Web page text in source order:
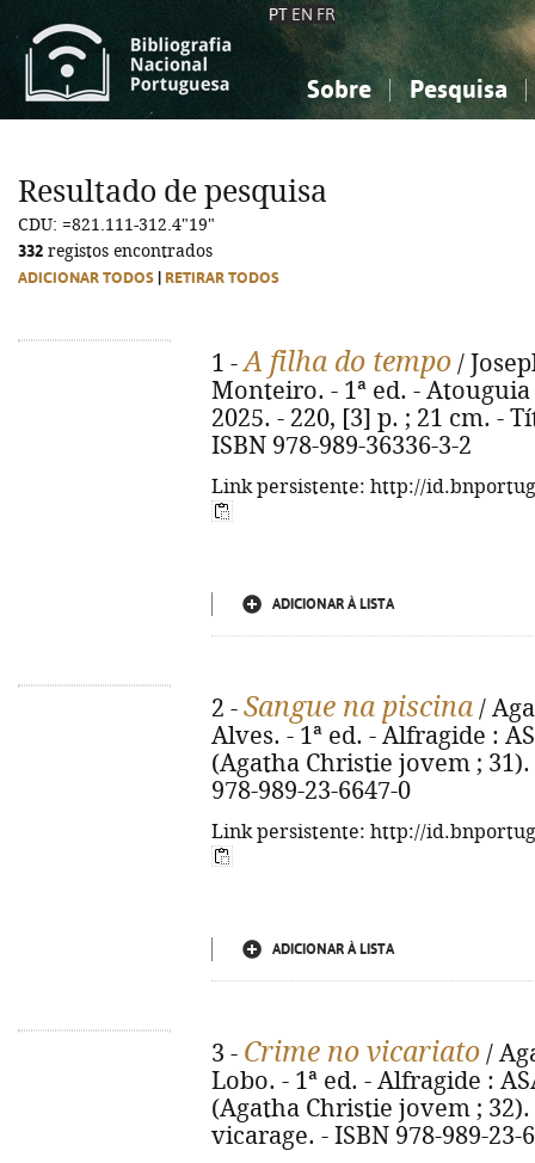
PT EN FR
Sobre Pesquisa
Ciências sociais...
Ciências sociais...
Resultado de pesquisa
CDU: =821.111-312.4"19"
332 registos encontrados
ADICIONAR TODOS RETIRAR TODOS
1 -A filha do tempo /
Monteiro. - 1ª ed. -
2025. - 220, [3] p. ; 21 cm. -
ISBN 978-989-36336-3-2
Link persistente: http://
ADICIONAR À LISTA
2 - Sangue na piscina /
Alves. - 1ª ed. - Alfragide :
(Agatha Christie jovem ;
978-989-23-6647-0
Link persistente: http://
ADICIONAR À LISTA
3 - Crime no vicariato /
Lobo. - 1ª ed. - Alfragide :
(Agatha Christie jovem ;
vicarage. - ISBN 978-989-23-